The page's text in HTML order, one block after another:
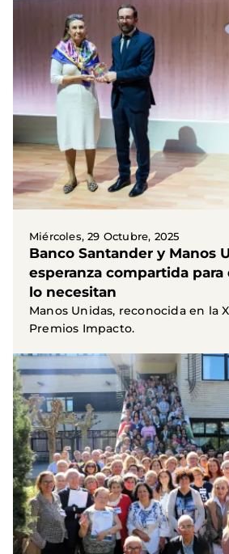
Miércoles, 29 Octubre, 2025
Banco Santander y Manos
esperanza compartida
lo necesitan
Manos Unidas, reconocida en la
Premios Impacto.